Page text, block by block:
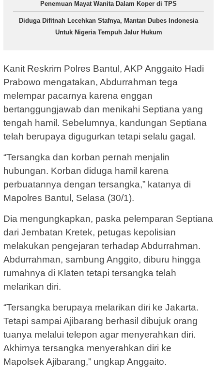
Penemuan Mayat Wanita Dalam Koper di TPS
Diduga Difitnah Lecehkan Stafnya, Mantan Dubes Indonesia
Untuk Nigeria Tempuh Jalur Hukum
Kanit Reskrim Polres Bantul, AKP Anggaito Hadi
Prabowo mengatakan, Abdurrahman tega
melempar pacarnya karena enggan
bertanggungjawab dan menikahi Septiana yang
tengah hamil. Sebelumnya, kandungan Septiana
telah berupaya digugurkan tetapi selalu gagal.
“Tersangka dan korban pernah menjalin
hubungan. Korban diduga hamil karena
perbuatannya dengan tersangka,” katanya di
Mapolres Bantul, Selasa (30/1).
Dia mengungkapkan, paska pelemparan Septiana
dari Jembatan Kretek, petugas kepolisian
melakukan pengejaran terhadap Abdurrahman.
Abdurrahman, sambung Anggito, diburu hingga
rumahnya di Klaten tetapi tersangka telah
melarikan diri.
“Tersangka berupaya melarikan diri ke Jakarta.
Tetapi sampai Ajibarang berhasil dibujuk orang
tuanya melalui telepon agar menyerahkan diri.
Akhirnya tersangka menyerahkan diri ke
Mapolsek Ajibarang,” ungkap Anggaito.